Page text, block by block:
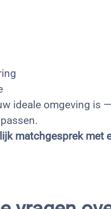
ideale omgeving is
matchgesprek met